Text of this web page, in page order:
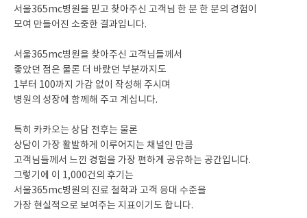
서울365mc병원을 믿고 찾아주신 고객님 한 분 한 분의 경험이
모여 만들어진 소중한 결과입니다.
서울365mc병원을 찾아주신 고객님들께서
좋았던 점은 물론 더 바랐던 부분까지도
1부터 100까지 가감 없이 작성해 주시며
병원의 성장에 함께해 주고 계십니다.
특히 카카오는 상담 전후는 물론
상담이 가장 활발하게 이루어지는 채널인 만큼
고객님들께서 느낀 경험을 가장 편하게 공유하는 공간입니다.
그렇기에 이 1,000건의 후기는
서울365mc병원의 진료 철학과 고객 응대 수준을
가장 현실적으로 보여주는 지표이기도 합니다.